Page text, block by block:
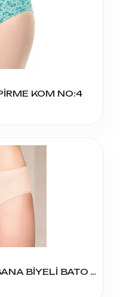
KOM NO:4
2087 BERRAK KADIN RİBANA BİYELİ BATO AÇIK RENK S BEDEN